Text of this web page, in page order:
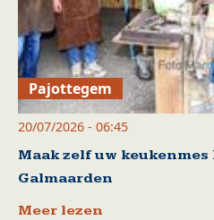
Pajottegem
20/07/2026 - 06:45
Maak zelf uw
Galmaarden
Meer lezen